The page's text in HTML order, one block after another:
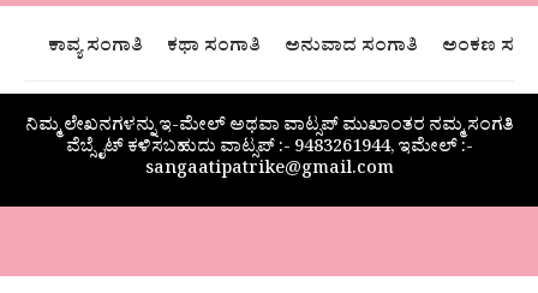
ಕಾವ್ಯ ಸಂಗಾತಿ ಕಥಾ ಸಂಗಾತಿ ಅನುವಾದ ಸಂಗಾತಿ ಅಂಕಣ
ನಿಮ್ಮ ಲೇಖನಗಳನ್ನು ಇ-ಮೇಲ್ ಅಥವಾ ವಾಟ್ಸಪ್ ಮುಖಾಂತರ ನಮ್ಮ ಸಂಗತಿ
ವೆಬ್ಸೈಟ್ ಕಳಿಸಬಹುದು ವಾಟ್ಸಪ್‌ :- 9483261944, ಇಮೇಲ್ :-
sangaatipatrike@gmail.com